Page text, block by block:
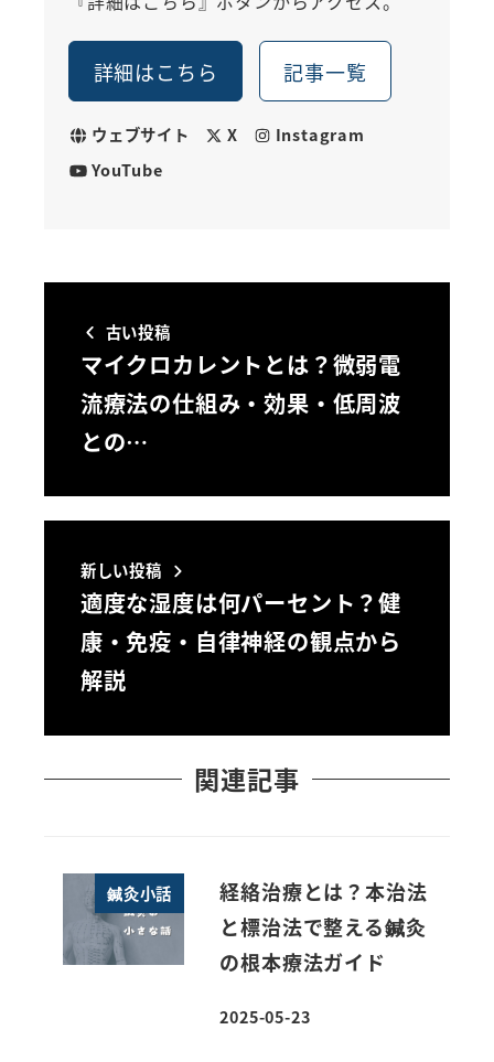
詳細はこちら 記事一覧
ウェブサイト X
Instagram
YouTube
古い投稿
マイクロカレントとは？微弱電
流療法の仕組み・効果・低周波
との…
新しい投稿
適度な湿度は何パーセント？健
康・免疫・自律神経の観点から
解説
関連記事
鍼灸小話
経絡治療とは？本治法
と標治法で整える鍼灸
の根本療法ガイド
投稿日
2025-05-23